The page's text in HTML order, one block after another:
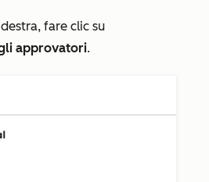
fare clic su
approvatori.